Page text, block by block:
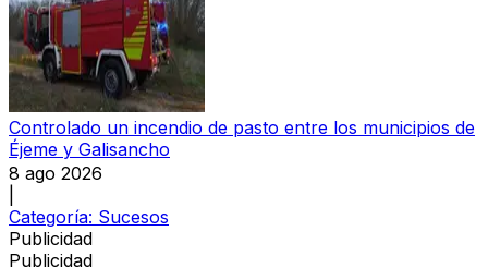
Controlado un incendio de pasto entre los municipios de
Éjeme y Galisancho
8 ago 2026
Categoría: Sucesos
Publicidad
Publicidad